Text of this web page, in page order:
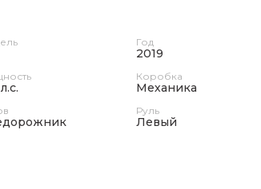
Год
2019
Коробка
Механика
Руль
Левый